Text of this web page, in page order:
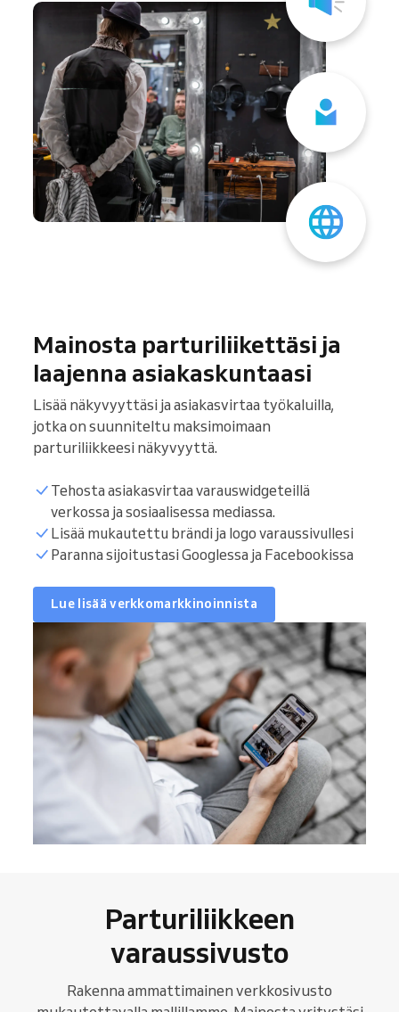
Mainosta parturiliikettäsi ja
laajenna asiakaskuntaasi
Lisää näkyvyyttäsi ja asiakasvirtaa työkaluilla,
jotka on suunniteltu maksimoimaan
parturiliikkeesi näkyvyyttä.
Tehosta asiakasvirtaa varauswidgeteillä
verkossa ja sosiaalisessa mediassa.
Lisää mukautettu brändi ja logo varaussivullesi
Paranna sijoitustasi Googlessa ja Facebookissa
Lue lisää verkkomarkkinoinnista
Parturiliikkeen
varaussivusto
Rakenna ammattimainen verkkosivusto